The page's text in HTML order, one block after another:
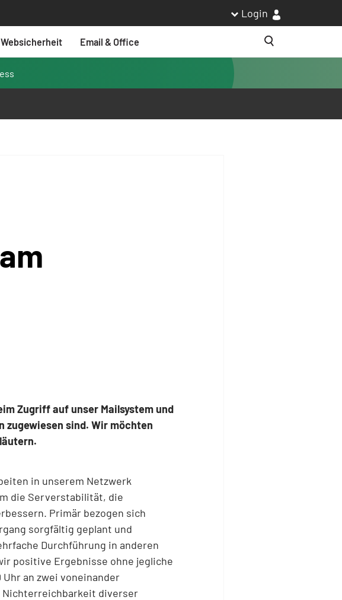
Login
Websicherheit
Email & Office
Suche
Zugriff auf unser Mailsystem und
zugewiesen sind. Wir möchten
in unserem Netzwerk
die Serverstabilität, die
Primär bezogen sich
sorgfältig geplant und
Durchführung in anderen
positive Ergebnisse ohne jegliche
an zwei voneinander
Nichterreichbarkeit diverser